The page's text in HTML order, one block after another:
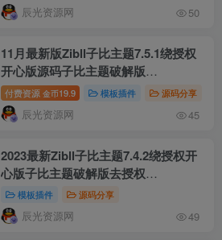
辰光资源网 50
11月最新版Zibll子比主题7.5.1绕授权
开心版源码子比主题破解版
WordPress主题模板附授权接口及主
题包
付费资源 金币19.9 模板插件 源码分享
辰光资源网 45
2023最新Zibll子比主题7.4.2绕授权开
心版子比主题破解版去授权
WordPress主题模板附搭建教程
模板插件 源码分享
辰光资源网 49